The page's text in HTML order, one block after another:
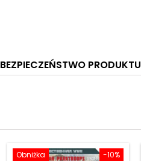
BEZPIECZEŃSTWO PRODUKTU
-10%
Obniżka